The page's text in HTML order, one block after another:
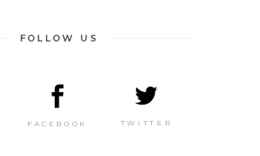
FOLLOW US
FACEBOOK TWITTER